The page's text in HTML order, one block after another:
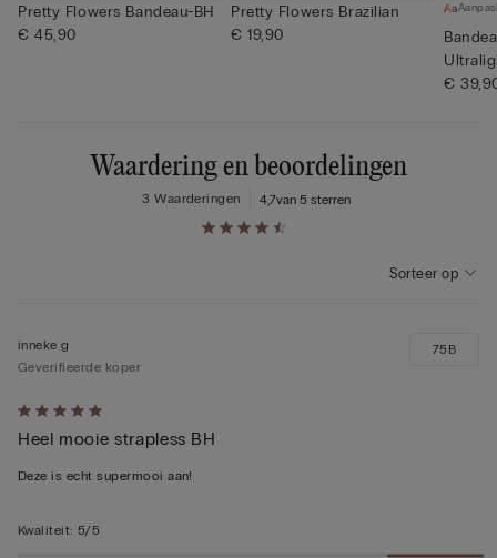
Pretty Flowers Bandeau-BH
€ 45,90
Pretty Flowers Brazilian
€ 19,90
€
Waardering en beoordelingen
4,7van 5 sterren
3 Waarderingen
Sorteer op
5
op
5
inneke g
Geverifieerde koper
Heel mooie strapless BH
Deze is echt supermooi aan!
75B
Kwaliteit: 5/5